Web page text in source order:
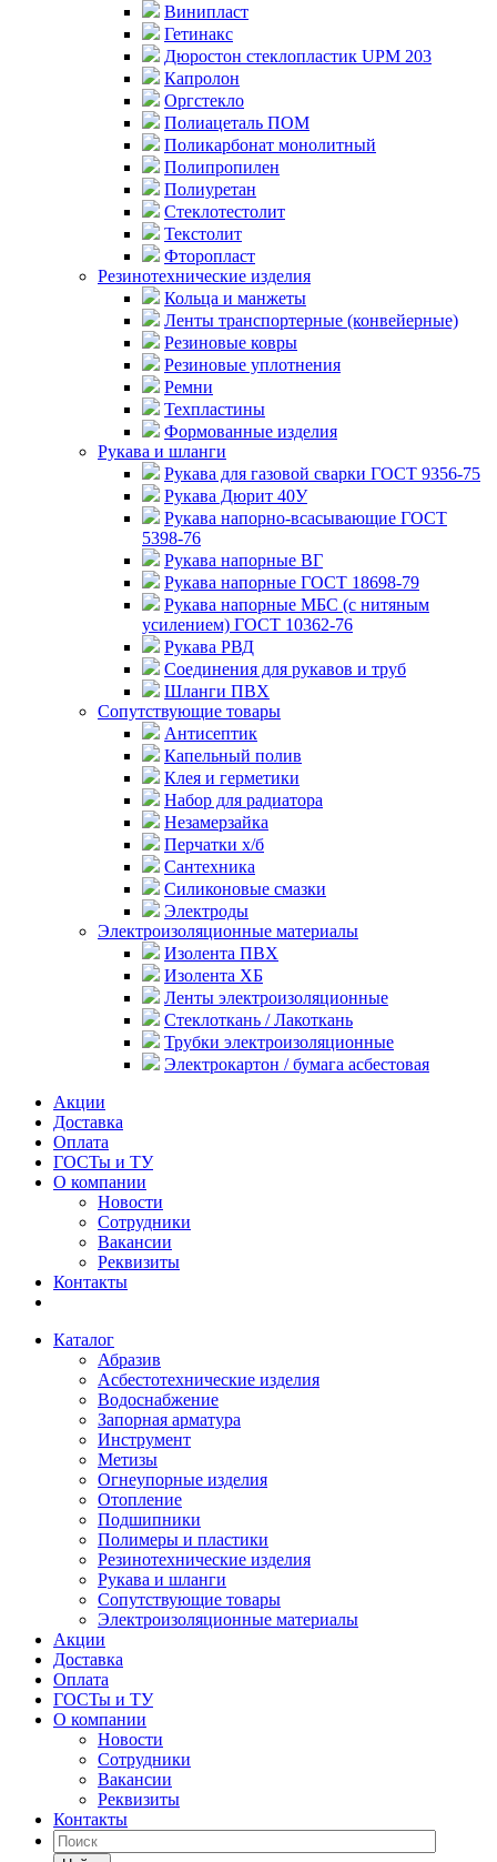
Винипласт
Гетинакс
Дюростон стеклопластик UPM 203
Капролон
Оргстекло
Полиацеталь ПОМ
Поликарбонат монолитный
Полипропилен
Полиуретан
Стеклотестолит
Текстолит
Фторопласт
Резинотехнические изделия
Кольца и манжеты
Ленты транспортерные (конвейерные)
Резиновые ковры
Резиновые уплотнения
Ремни
Техпластины
Формованные изделия
Рукава и шланги
Рукава для газовой сварки ГОСТ 9356-75
Рукава Дюрит 40У
Рукава напорно-всасывающие ГОСТ
5398-76
Рукава напорные ВГ
Рукава напорные ГОСТ 18698-79
Рукава напорные МБС (с нитяным
усилением) ГОСТ 10362-76
Рукава РВД
Соединения для рукавов и труб
Шланги ПВХ
Сопутствующие товары
Антисептик
Капельный полив
Клея и герметики
Набор для радиатора
Незамерзайка
Перчатки х/б
Сантехника
Силиконовые смазки
Электроды
Электроизоляционные материалы
Изолента ПВХ
Изолента ХБ
Ленты электроизоляционные
Стеклоткань / Лакоткань
Трубки электроизоляционные
Электрокартон / бумага асбестовая
Акции
Доставка
Оплата
ГОСТы и ТУ
О компании
Новости
Сотрудники
Вакансии
Реквизиты
Контакты
Каталог
Абразив
Асбестотехнические изделия
Водоснабжение
Запорная арматура
Инструмент
Метизы
Огнеупорные изделия
Отопление
Подшипники
Полимеры и пластики
Резинотехнические изделия
Рукава и шланги
Сопутствующие товары
Электроизоляционные материалы
Акции
Доставка
Оплата
ГОСТы и ТУ
О компании
Новости
Сотрудники
Вакансии
Реквизиты
Контакты